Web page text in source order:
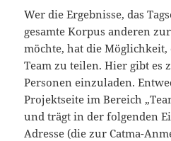
Wer die Ergebnisse, das
gesamte Korpus anderen
möchte, hat die
Team zu teilen. Hier gibt es
Personen einzuladen.
Projektseite im Bereich
und trägt in der folgenden
Adresse (die zur Catma-